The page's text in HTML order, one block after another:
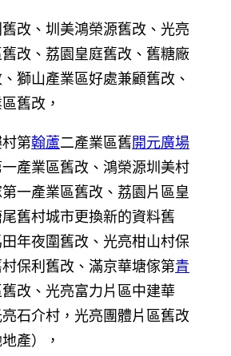
改、圳美鴻榮源舊改、光亮
改、荔園皇庭舊改、舊糖廠
獅山產業區好處兼顧舊改、
舊改，
第翰蘆二產業區舊開元廣場
產業區舊改、鴻榮源圳美村
一產業區舊改、荔園片區皇
舊村城市更換新的資料舊
年夜圍舊改、光亮柑山村保
保利舊改、滿京華塘傢第青
改、光亮富力片區中建華
石介村，光亮團體片區舊改
地產），